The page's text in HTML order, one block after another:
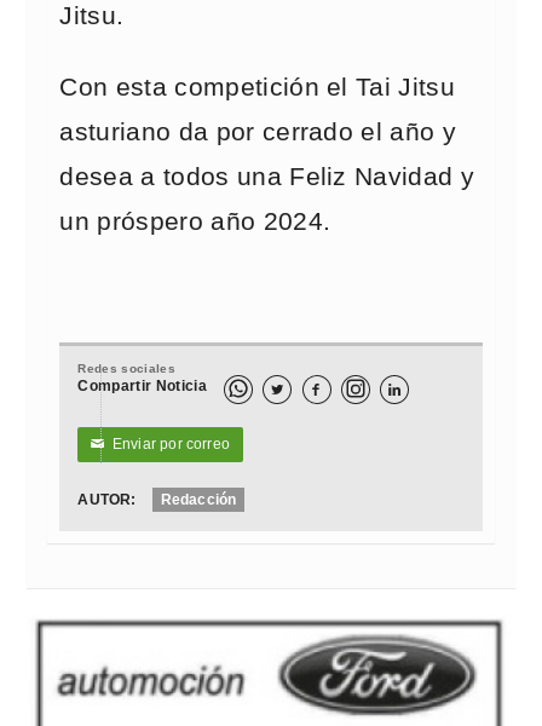
Jitsu.
Con esta competición el Tai Jitsu
asturiano da por cerrado el año y
desea a todos una Feliz Navidad y
un próspero año 2024.
Redes sociales
Compartir Noticia   
✉ Enviar por correo
AUTOR: Redacción